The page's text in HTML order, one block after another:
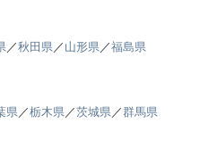
／秋田県／ 山形県／福島県
県／栃木県／茨城県／群馬県